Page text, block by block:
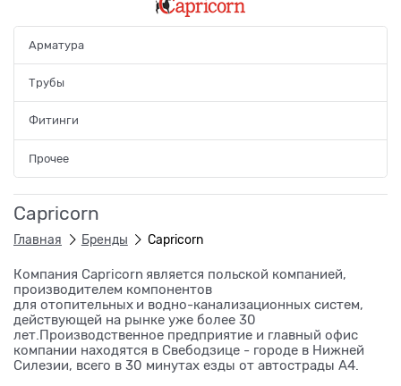
Арматура
Трубы
Фитинги
Прочее
Capricorn
Главная Бренды Capricorn
Компания Capricorn является польской компанией,
производителем компонентов
для отопительных и водно-канализационных систем,
действующей на рынке уже более 30
лет.Производственное предприятие и главный офис
компании находятся в Свебодзице - городе в Нижней
Силезии, всего в 30 минутах езды от автострады А4.